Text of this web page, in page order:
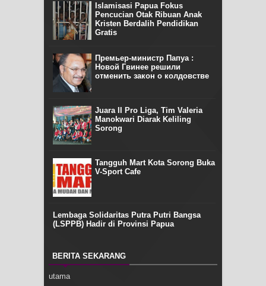
Islamisasi Papua Fokus
Pencucian Otak Ribuan Anak
Kristen Berdalih Pendidikan
Gratis
Премьер-министр Папуа :
Новой Гвинее решили
отменить закон о колдовстве
Juara II Pro Liga, Tim Valeria
Manokwari Diarak Keliling
Sorong
Tangguh Mart Kota Sorong Buka
V-Sport Cafe
Lembaga Solidaritas Putra Putri Bangsa
(LSPPB) Hadir di Provinsi Papua
BERITA SEKARANG
utama